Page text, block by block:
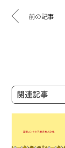
稿
ナ
ョ
ン
前の記事
関連記事